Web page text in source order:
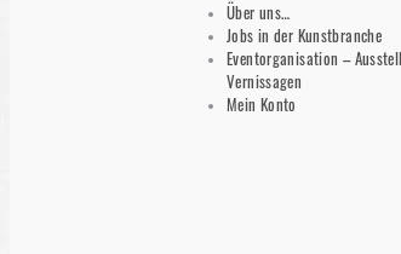
Über uns…
Jobs in der Kunstbranche
Eventorganisation –
Vernissagen
Mein Konto